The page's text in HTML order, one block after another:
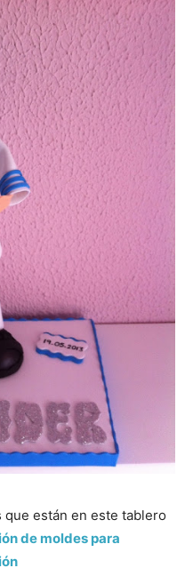
que están en este tablero
de moldes para